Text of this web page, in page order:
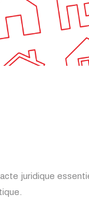
juridique